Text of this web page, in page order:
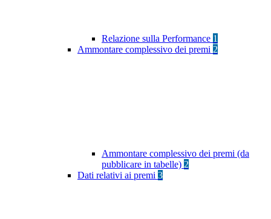
Relazione sulla Performance 1
Ammontare complessivo dei premi 2
Ammontare complessivo dei premi (da
pubblicare in tabelle) 2
Dati relativi ai premi 3